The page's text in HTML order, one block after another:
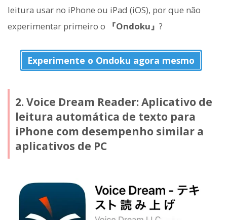
leitura usar no iPhone ou iPad (iOS), por que não
experimentar primeiro o
『Ondoku』 ?
Experimente o Ondoku agora mesmo
2. Voice Dream Reader: Aplicativo de
leitura automática de texto para
iPhone com desempenho similar a
aplicativos de PC